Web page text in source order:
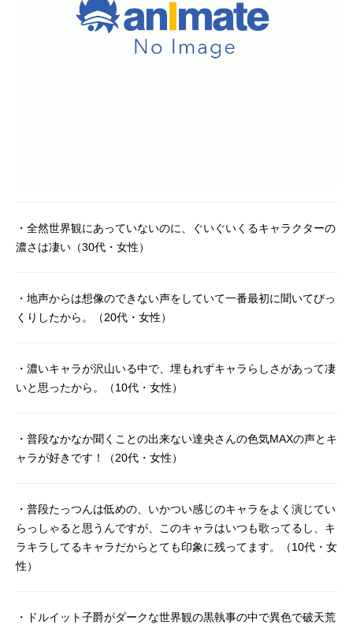
・全然世界観にあっていないのに、ぐいぐいくるキャラクターの
濃さは凄い（30代・女性）
・地声からは想像のできない声をしていて一番最初に聞いてびっ
くりしたから。（20代・女性）
・濃いキャラが沢山いる中で、埋もれずキャラらしさがあって凄
いと思ったから。（10代・女性）
・普段なかなか聞くことの出来ない達央さんの色気MAXの声とキ
ャラが好きです！（20代・女性）
・普段たっつんは低めの、いかつい感じのキャラをよく演じてい
らっしゃると思うんですが、このキャラはいつも歌ってるし、キ
ラキラしてるキャラだからとても印象に残ってます。（10代・女
性）
・ドルイット子爵がダークな世界観の黒執事の中で異色で破天荒